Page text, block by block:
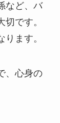
など、バ
です。
ます。
、心身の